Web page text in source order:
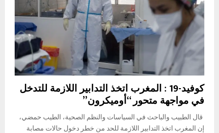
كوفيد-19 : المغرب اتخذ التدابير اللازمة للتدخل
في مواجهة متحور “أوميكرون”
قال الطبيب والباحث في السياسات والنظم الصحية، الطيب حمضي،
إن المغرب اتخذ التدابير اللازمة للحد من خطر دخول حالات مصابة